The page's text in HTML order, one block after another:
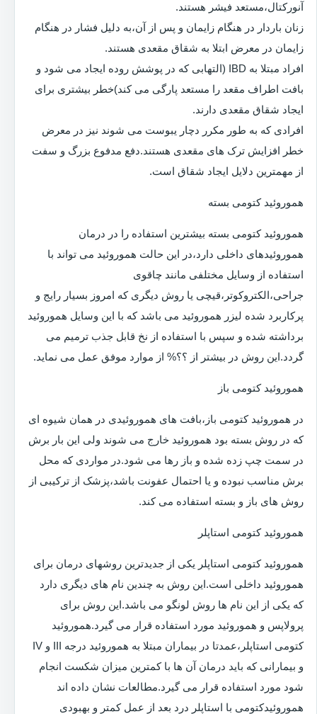
آنورکتال،مستعد فیشر هستند.
زنان باردار در هنگام زایمان و پس از آن،به دلیل فشار در هنگام
زایمان در معرض ابتلا به شقاق مقعدی هستند.
افراد مبتلا به IBD (التهابی که در پوشش روده ایجاد می شود و
بافت اطراف مقعد را مستعد پارگی می کند)خطر بیشتری برای
ایجاد شقاق مقعدی دارند.
افرادی که به طور مکرر دچار یبوست می شوند نیز در معرض
خطر افزایش ترک های مقعدی هستند.دفع مدفوع بزرگ و سفت
از مهمترین دلایل ایجاد شقاق است.
هموروئید کتومی بسته
هموروئید کتومی بسته بیشترین استفاده را در درمان
هموروئیدهای داخلی دارد،در این حالت هموروئید می تواند با
استفاده از وسایل مختلفی مانند چاقوی
جراحی،الکتروکوتر،قیچی یا روش دیگری که امروز بسیار رایج و
پرکاربرد شده لیزر هموروئید می باشد که با این وسایل هموروئید
برداشته شده و سپس با استفاده از نخ قابل جذب ترمیم می
گردد.این روش در بیشتر از ؟؟% از موارد موفق عمل می نماید.
هموروئید کتومی باز
در هموروئید کتومی باز،بافت های هموروئیدی در همان شیوه ای
که در روش بسته بود هموروئید خارج می شوند ولی این بار برش
در سمت چپ زده شده و باز رها می شود.در مواردی که محل
برش مناسب نبوده و یا احتمال عفونت باشد،پزشک از ترکیبی از
روش های باز و بسته استفاده می کند.
هموروئید کتومی استاپلر
هموروئید کتومی استاپلر یکی از جدیدترین روشهای درمان برای
هموروئید داخلی است.این روش به چندین نام های دیگری دارد
که یکی از این نام ها روش لونگو می باشد.این روش برای
پرولاپس و هموروئید مورد استفاده قرار می گیرد.هموروئید
کتومی استاپلر،عمدتا در بیماران مبتلا به هموروئید درجه III و IV
و بیمارانی که باید درمان آن ها با کمترین میزان شکست انجام
شود مورد استفاده قرار می گیرد.مطالعات نشان داده اند
هموروئیدکتومی با استاپلر درد بعد از عمل کمتر و بهبودی